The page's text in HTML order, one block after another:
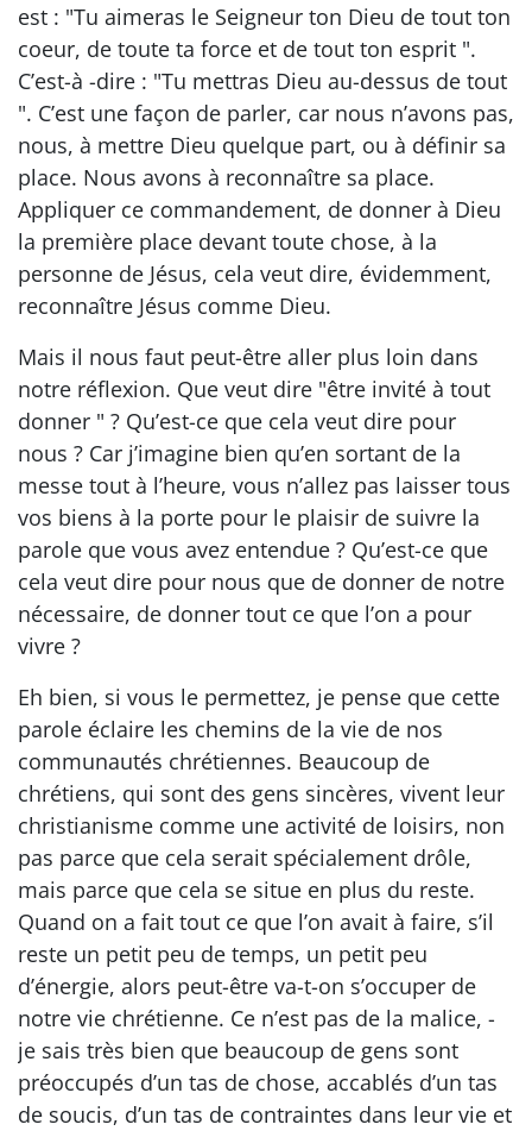
est : "Tu aimeras le Seigneur ton Dieu de tout ton
coeur, de toute ta force et de tout ton esprit ".
C’est-à -dire : "Tu mettras Dieu au-dessus de tout
". C’est une façon de parler, car nous n’avons pas,
nous, à mettre Dieu quelque part, ou à définir sa
place. Nous avons à reconnaître sa place.
Appliquer ce commandement, de donner à Dieu
la première place devant toute chose, à la
personne de Jésus, cela veut dire, évidemment,
reconnaître Jésus comme Dieu.
Mais il nous faut peut-être aller plus loin dans
notre réflexion. Que veut dire "être invité à tout
donner " ? Qu’est-ce que cela veut dire pour
nous ? Car j’imagine bien qu’en sortant de la
messe tout à l’heure, vous n’allez pas laisser tous
vos biens à la porte pour le plaisir de suivre la
parole que vous avez entendue ? Qu’est-ce que
cela veut dire pour nous que de donner de notre
nécessaire, de donner tout ce que l’on a pour
vivre ?
Eh bien, si vous le permettez, je pense que cette
parole éclaire les chemins de la vie de nos
communautés chrétiennes. Beaucoup de
chrétiens, qui sont des gens sincères, vivent leur
christianisme comme une activité de loisirs, non
pas parce que cela serait spécialement drôle,
mais parce que cela se situe en plus du reste.
Quand on a fait tout ce que l’on avait à faire, s’il
reste un petit peu de temps, un petit peu
d’énergie, alors peut-être va-t-on s’occuper de
notre vie chrétienne. Ce n’est pas de la malice, -
je sais très bien que beaucoup de gens sont
préoccupés d’un tas de chose, accablés d’un tas
de soucis, d’un tas de contraintes dans leur vie et